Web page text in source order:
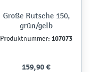
Große Rutsche 150,
grün/gelb
Produktnummer: 107073
159,90 €